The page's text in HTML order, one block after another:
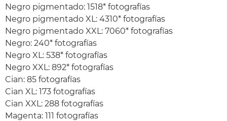
Negro pigmentado: 1518* fotografías
Negro pigmentado XL: 4310* fotografías
Negro pigmentado XXL: 7060* fotografías
Negro: 240* fotografías
Negro XL: 538* fotografías
Negro XXL: 892* fotografías
Cian: 85 fotografías
Cian XL: 173 fotografías
Cian XXL: 288 fotografías
Magenta: 111 fotografías